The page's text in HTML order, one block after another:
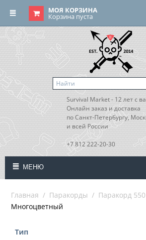
МОЯ КОРЗИНА
Корзина пуста
Survival Market - 12 лет с
Онлайн заказ и доставка
по Санкт-Петербургу,
и всей России
+7 812 222-20-30
МЕНЮ
Главная / Паракорды / Паракорд
Многоцветный
Тип